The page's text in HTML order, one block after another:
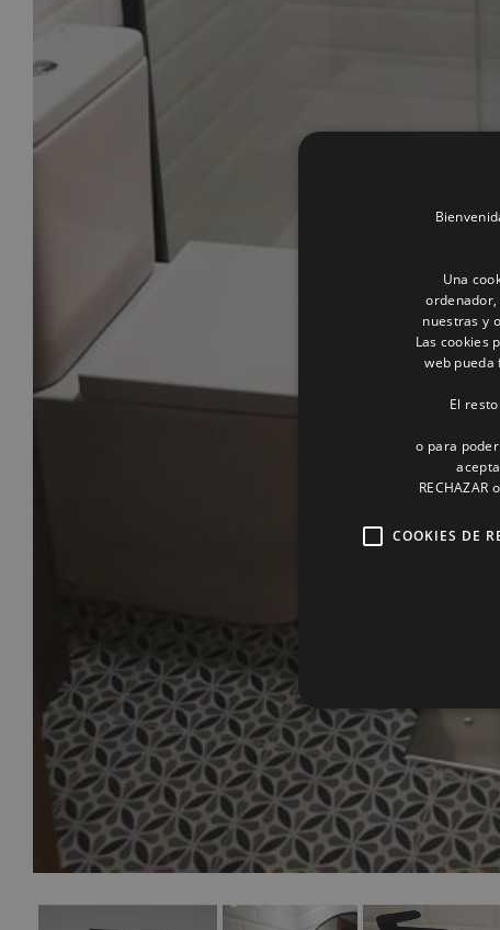
Una
ordenador,
nuestras y
Las cookies
web pueda
El
o para
RECHAZAR
COOKIES DE